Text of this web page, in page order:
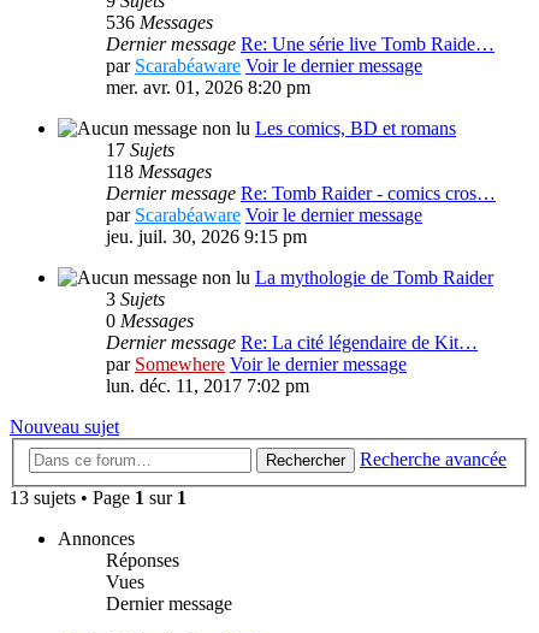
536 Messages
Dernier message Re: Une série live Tomb Raide…
par Scarabéaware Voir le dernier message
mer. avr. 01, 2026 8:20 pm
Les comics, BD et romans
17 Sujets
118 Messages
Dernier message Re: Tomb Raider - comics cros…
par Scarabéaware Voir le dernier message
jeu. juil. 30, 2026 9:15 pm
La mythologie de Tomb Raider
3 Sujets
0 Messages
Dernier message Re: La cité légendaire de Kit…
par Somewhere Voir le dernier message
lun. déc. 11, 2017 7:02 pm
Nouveau sujet
Rechercher
Recherche avancée
13 sujets • Page 1 sur 1
Annonces
Réponses
Vues
Dernier message